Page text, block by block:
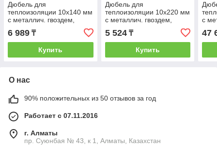
Дюбель для
теплоизоляции 10х140 мм
с металлич. гвоздем,
термогол. (100 шт в
коробе) STARFIX
(STARFIX)
6 989 ₸
Купить
Дюбель для
теплоизоляции 10х220 мм
с металлич. гвоздем,
термогол. (50 шт в
коробе) STARFIX
(STARFIX)
5 524₸
Купить
с
47
О нас
90% положительных из 50 отзывов за год
Работает с 07.11.2016
г. Алматы
пр. Суюнбая № 43, к 1, Алматы, Казахстан